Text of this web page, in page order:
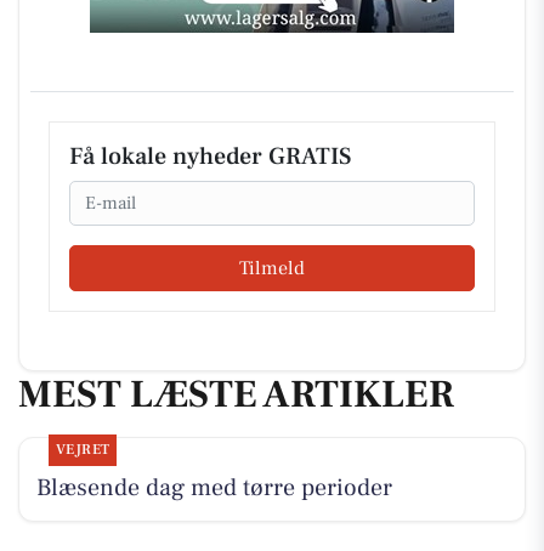
Få lokale nyheder GRATIS
Email
Tilmeld
MEST LÆSTE ARTIKLER
VEJRET
Blæsende dag med tørre perioder